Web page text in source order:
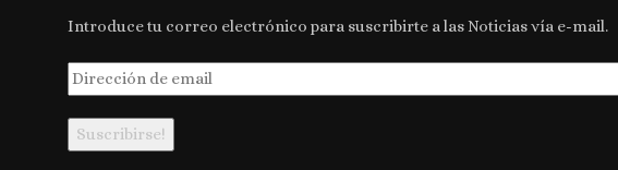
Introduce tu correo electrónico para suscribirte a las Noticias vía e-mail.
Dirección
de
email